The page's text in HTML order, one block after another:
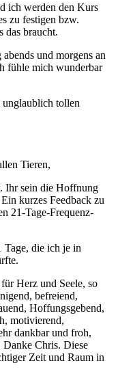
ich werden den Kurs
zu festigen bzw.
das braucht.
und morgens an
fühle mich wunderbar
tollen
Tieren,
Ihr sein die Hoffnung
kurzes Feedback zu
21-Tage-Frequenz-
Tage, die ich je in
Herz und Seele, so
befreiend,
Hoffungsgebend,
motivierend,
dankbar und froh,
Danke Chris. Diese
Zeit und Raum in